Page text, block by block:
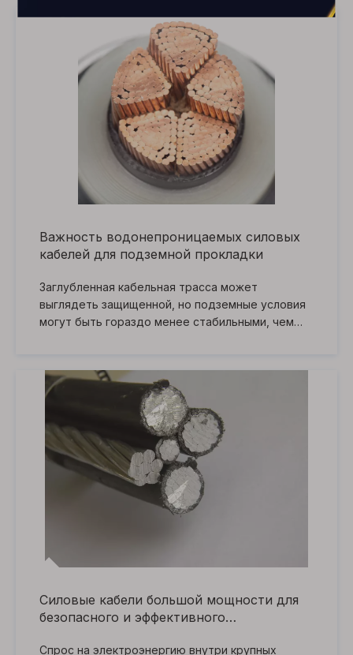
Важность водонепроницаемых силовых
кабелей для подземной прокладки
Заглубленная кабельная трасса может
выглядеть защищенной, но подземные условия
могут быть гораздо менее стабильными, чем
повреждения оболочки могут подвергать
силовые кабели воздействию влаги в течение
многих лет, увеличивая риск старения изоляции
и скрытых неисправностей.
Силовые кабели большой мощности для
безопасного и эффективного
Спрос на электроэнергию внутри крупных